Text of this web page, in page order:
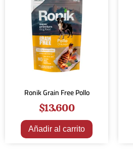
Ronik Grain Free Pollo
$13.600
Añadir al carrito